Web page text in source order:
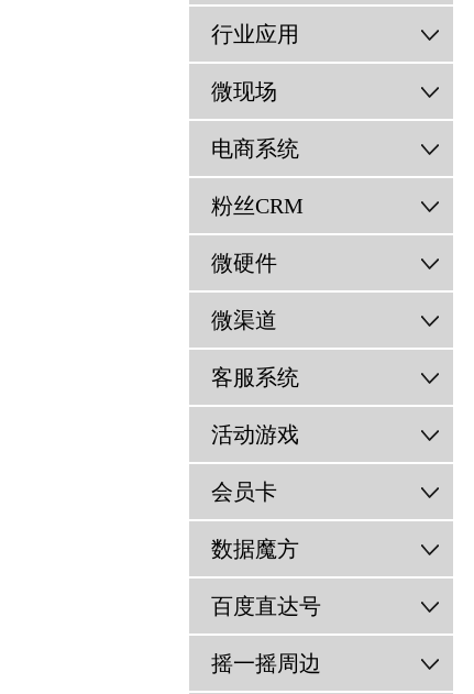
行业应用
微现场
电商系统
粉丝CRM
微硬件
微渠道
客服系统
活动游戏
会员卡
数据魔方
百度直达号
摇一摇周边